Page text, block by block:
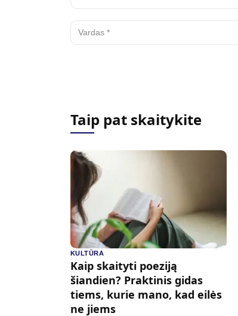
Taip pat skaitykite
KULTŪRA
Kaip skaityti poeziją
šiandien? Praktinis gidas
tiems, kurie mano, kad eilės
ne jiems